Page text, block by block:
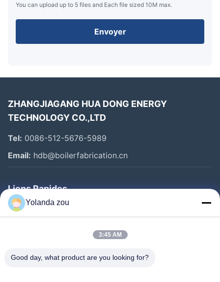
You can upload up to 5 files and Each file sized 10M max.
Envoyer
ZHANGJIAGANG HUA DONG ENERGY
TECHNOLOGY CO.,LTD
Tel: 0086-512-5676-5989
Email: hdb@boilerfabrication.cn
Liens Rapides
Maison
Visite D'usine
Yolanda zou
3:45 AM
Good day, what product are you looking for?